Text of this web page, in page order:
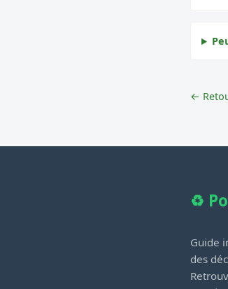
←
♻️
Guide
des